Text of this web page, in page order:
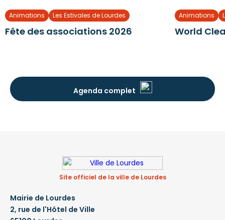
Animations Les Estivales de Lourdes
Fête des associations 2026
Animations
World
Agenda complet
Site officiel de la ville de Lourdes
Mairie de Lourdes
2, rue de l'Hôtel de Ville